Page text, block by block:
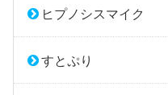
ヒプノシスマイク
すとぷり